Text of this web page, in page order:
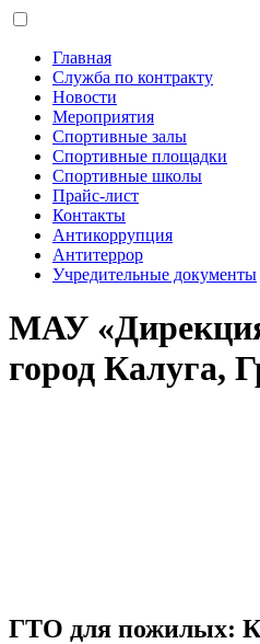
Главная
Служба по контракту
Новости
Мероприятия
Спортивные залы
Спортивные площадки
Спортивные школы
Прайс-лист
Контакты
Антикоррупция
Антитеррор
Учредительные документы
МАУ
город Калуга,
ГТО для пожилых: